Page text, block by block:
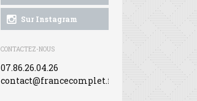
Sur Instagram
CONTACTEZ-NOUS
07.86.26.04.26
contact@francecomplet.fr